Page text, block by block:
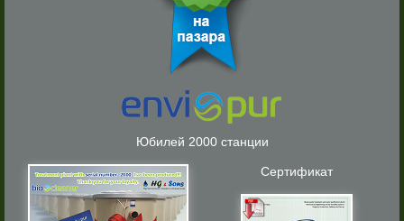
Юбилей 2000 станции
Сертификат